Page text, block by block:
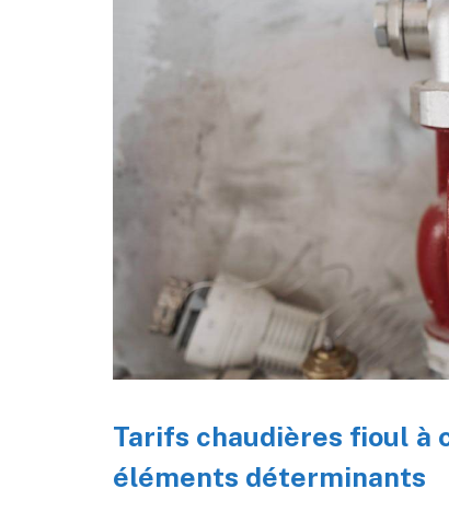
Tarifs chaudières fioul à
éléments déterminants